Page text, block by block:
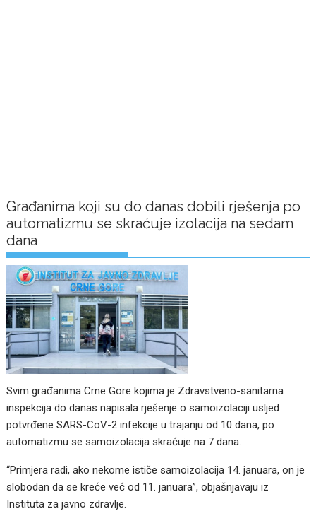
Građanima koji su do danas dobili rješenja po
automatizmu se skraćuje izolacija na sedam
dana
Svim građanima Crne Gore kojima je Zdravstveno-sanitarna
inspekcija do danas napisala rješenje o samoizolaciji usljed
potvrđene SARS-CoV-2 infekcije u trajanju od 10 dana, po
automatizmu se samoizolacija skraćuje na 7 dana.
“Primjera radi, ako nekome ističe samoizolacija 14. januara, on je
slobodan da se kreće već od 11. januara”, objašnjavaju iz
Instituta za javno zdravlje.